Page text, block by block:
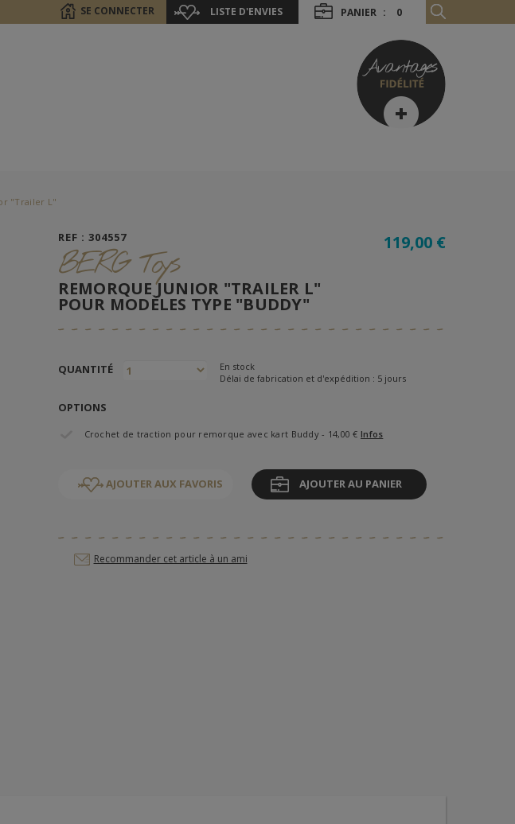
SE CONNECTER LISTE D'ENVIES PANIER : 0
"Trailer L"
REF : 304557
BERG Toys
REMORQUE JUNIOR "TRAILER L"
POUR MODÈLES TYPE "BUDDY"
119,00 €
QUANTITÉ
En stock
Délai de fabrication et d'expédition : 5 jours
OPTIONS
Crochet de traction pour remorque avec kart Buddy - 14,00 € Infos
AJOUTER AUX FAVORIS AJOUTER AU PANIER
Recommander cet article à un ami